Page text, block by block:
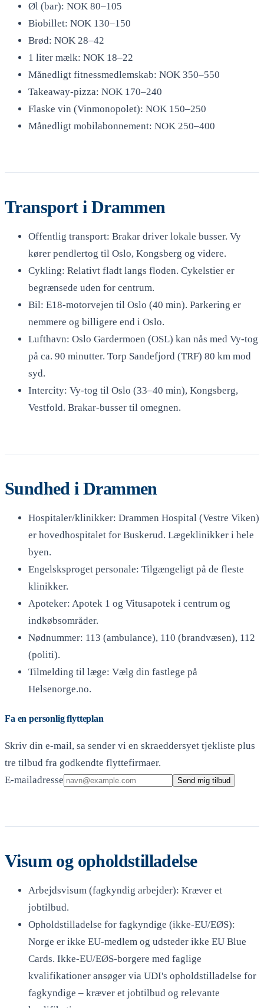
Øl (bar): NOK 80–105
Biobillet: NOK 130–150
Brød: NOK 28–42
1 liter mælk: NOK 18–22
Månedligt fitnessmedlemskab: NOK 350–550
Takeaway-pizza: NOK 170–240
Flaske vin (Vinmonopolet): NOK 150–250
Månedligt mobilabonnement: NOK 250–400
Transport i Drammen
Offentlig transport: Brakar driver lokale busser. Vy
kører pendlertog til Oslo, Kongsberg og videre.
Cykling: Relativt fladt langs floden. Cykelstier er
begrænsede uden for centrum.
Bil: E18-motorvejen til Oslo (40 min). Parkering er
nemmere og billigere end i Oslo.
Lufthavn: Oslo Gardermoen (OSL) kan nås med Vy-tog
på ca. 90 minutter. Torp Sandefjord (TRF) 80 km mod
syd.
Intercity: Vy-tog til Oslo (33–40 min), Kongsberg,
Vestfold. Brakar-busser til omegnen.
Sundhed i Drammen
Hospitaler/klinikker: Drammen Hospital (Vestre Viken)
er hovedhospitalet for Buskerud. Lægeklinikker i hele
byen.
Engelsksproget personale: Tilgængeligt på de fleste
klinikker.
Apoteker: Apotek 1 og Vitusapotek i centrum og
indkøbsområder.
Nødnummer: 113 (ambulance), 110 (brandvæsen), 112
(politi).
Tilmelding til læge: Vælg din fastlege på
Helsenorge.no.
Fa en personlig flytteplan
Skriv din e-mail, sa sender vi en skraeddersyet tjekliste plus
tre tilbud fra godkendte flyttefirmaer.
E-mailadresse
Send mig tilbud
Visum og opholdstilladelse
Arbejdsvisum (fagkyndig arbejder): Kræver et
jobtilbud.
Opholdstilladelse for fagkyndige (ikke-EU/EØS):
Norge er ikke EU-medlem og udsteder ikke EU Blue
Cards. Ikke-EU/EØS-borgere med faglige
kvalifikationer ansøger via UDI's opholdstilladelse for
fagkyndige – kræver et jobtilbud og relevante